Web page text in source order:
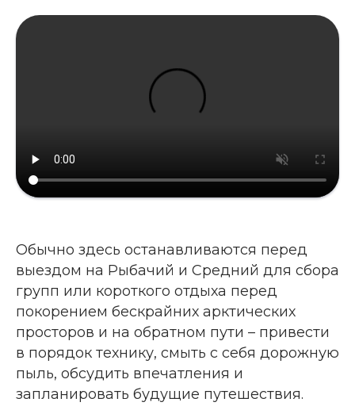
Обычно здесь останавливаются перед
выездом на Рыбачий и Средний для сбора
групп или короткого отдыха перед
покорением бескрайних арктических
просторов и на обратном пути – привести
в порядок технику, смыть с себя дорожную
пыль, обсудить впечатления и
запланировать будущие путешествия.